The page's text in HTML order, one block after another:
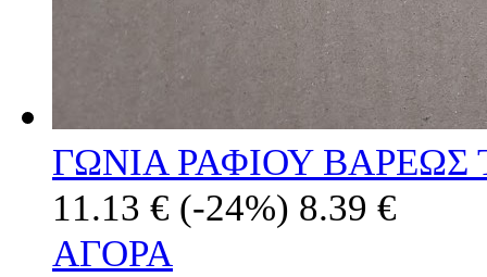
ΓΩΝΙΑ ΡΑΦΙΟΥ
11.13 € (-24%) 8.39 €
ΑΓΟΡΑ